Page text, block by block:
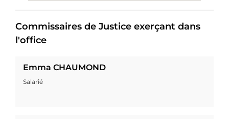
Commissaires de Justice exerçant dans
l'office
Emma CHAUMOND
Salarié